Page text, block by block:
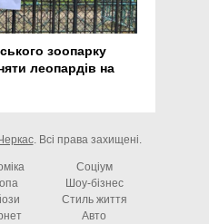
зоопарку
леопардів на
. Всі права захищені.
Соціум
Шоу-бізнес
Стиль життя
Авто